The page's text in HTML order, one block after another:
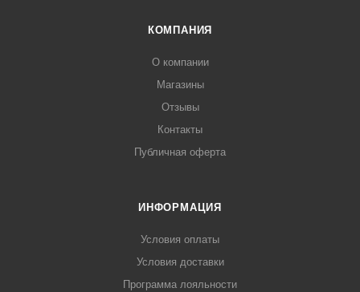
КОМПАНИЯ
О компании
Магазины
Отзывы
Контакты
Публичная оферта
ИНФОРМАЦИЯ
Условия оплаты
Условия доставки
Программа лояльности